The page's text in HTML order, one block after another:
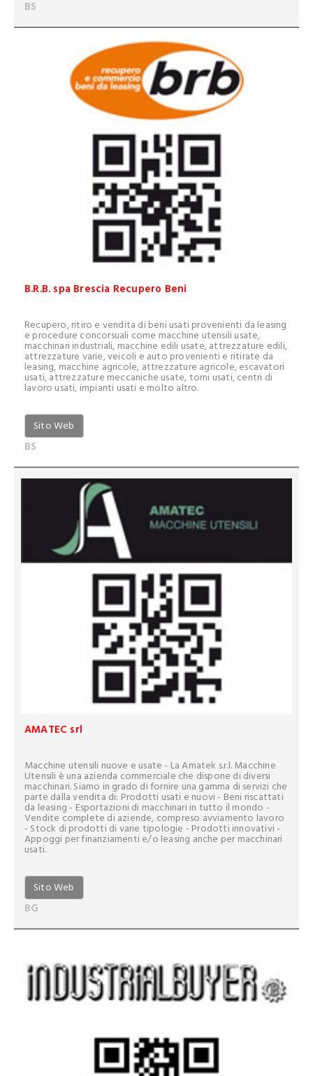
BS
B.R.B. spa Brescia Recupero Beni
Recupero, ritiro e vendita di beni usati provenienti da leasing
e procedure concorsuali come macchine utensili usate,
macchinari industriali, macchine edili usate, attrezzature edili,
attrezzature varie, veicoli e auto provenienti e ritirate da
leasing, macchine agricole, attrezzature agricole, escavatori
usati, attrezzature meccaniche usate, torni usati, centri di
lavoro usati, impianti usati e molto altro.
Sito Web
BS
AMATEC srl
Macchine utensili nuove e usate - La Amatek s.r.l. Macchine
Utensili è una azienda commerciale che dispone di diversi
macchinari. Siamo in grado di fornire una gamma di servizi che
parte dalla vendita di: Prodotti usati e nuovi - Beni riscattati
da leasing - Esportazioni di macchinari in tutto il mondo -
Vendite complete di aziende, compreso avviamento lavoro
- Stock di prodotti di varie tipologie - Prodotti innovativi -
Appoggi per finanziamenti e/o leasing anche per macchinari
usati.
Sito Web
BG